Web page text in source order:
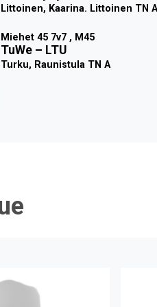
Littoinen, Kaarina. Littoinen TN A
Miehet 45 7v7 , M45
TuWe– LTU
Turku, Raunistula TN A